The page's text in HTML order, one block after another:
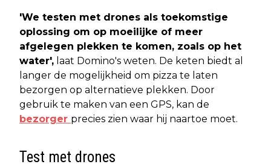
'We testen met drones als toekomstige
oplossing om op moeilijke of meer
afgelegen plekken te komen, zoals op het
water', laat Domino's weten. De keten biedt al
langer de mogelijkheid om pizza te laten
bezorgen op alternatieve plekken. Door
gebruik te maken van een GPS, kan de
bezorger precies zien waar hij naartoe moet.
Test met drones